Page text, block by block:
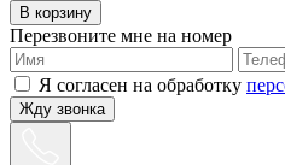
Перезвоните мне на номер
Я согласен на обработку
Жду звонка